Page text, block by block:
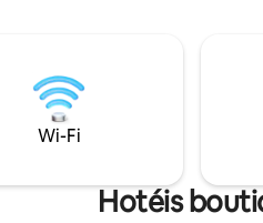
hipoalergênicos e travesseiros de
plumas. Portland Coffee Roasters e
Smith Tea, micro-ondas e um
Esta unidade não tem acesso
Wi-Fi
Hotéis